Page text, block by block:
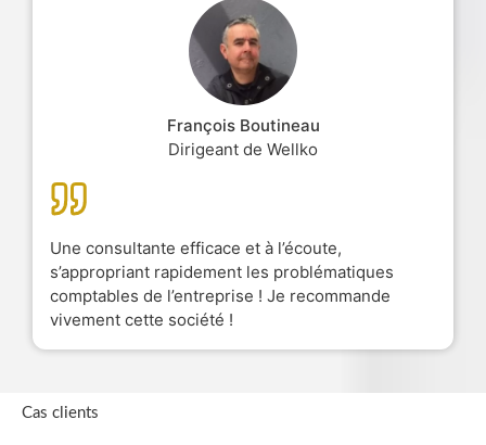
François Boutineau
Dirigeant de Wellko
Une consultante efficace et à l’écoute,
s’appropriant rapidement les problématiques
comptables de l’entreprise ! Je recommande
vivement cette société !
Cas clients